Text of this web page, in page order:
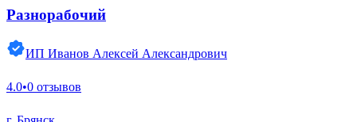
Разнорабочий
ИП Иванов Алексей Александрович
4.0•0 отзывов